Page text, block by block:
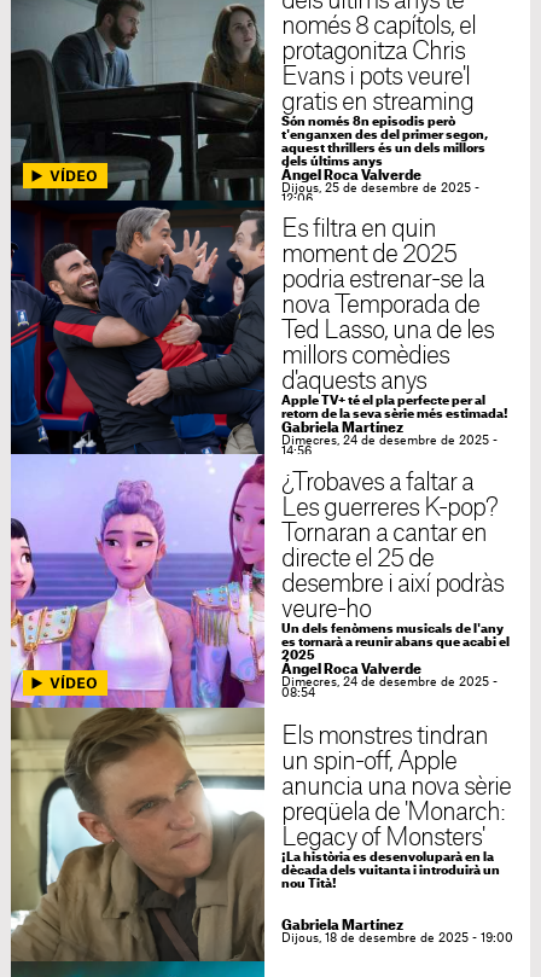
només 8 capítols, el
protagonitza Chris
Evans i pots veure'l
gratis en streaming
Són només 8n episodis però
t'enganxen des del primer segon,
aquest thrillers és un dels millors
dels últims anys
Ángel Roca Valverde
Dijous, 25 de desembre de 2025 -
12:06
Es filtra en quin
moment de 2025
podria estrenar-se la
nova Temporada de
Ted Lasso, una de les
millors comèdies
d'aquests anys
Apple TV+ té el pla perfecte per al
retorn de la seva sèrie més estimada!
Gabriela Martínez
Dimecres, 24 de desembre de 2025 -
14:56
¿Trobaves a faltar a
Les guerreres K-pop?
Tornaran a cantar en
directe el 25 de
desembre i així podràs
veure-ho
Un dels fenòmens musicals de l'any
es tornarà a reunir abans que acabi el
2025
Ángel Roca Valverde
Dimecres, 24 de desembre de 2025 -
08:54
Els monstres tindran
un spin-off, Apple
anuncia una nova sèrie
preqüela de 'Monarch:
Legacy of Monsters'
¡La història es desenvoluparà en la
dècada dels vuitanta i introduirà un
nou Tità!
Gabriela Martínez
Dijous, 18 de desembre de 2025 - 19:00